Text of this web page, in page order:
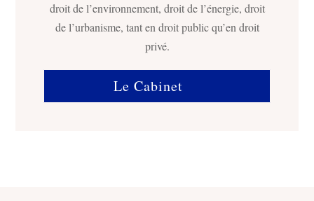
droit de l’environnement, droit de l’énergie, droit
de l’urbanisme, tant en droit public qu’en droit
privé.
Le Cabinet